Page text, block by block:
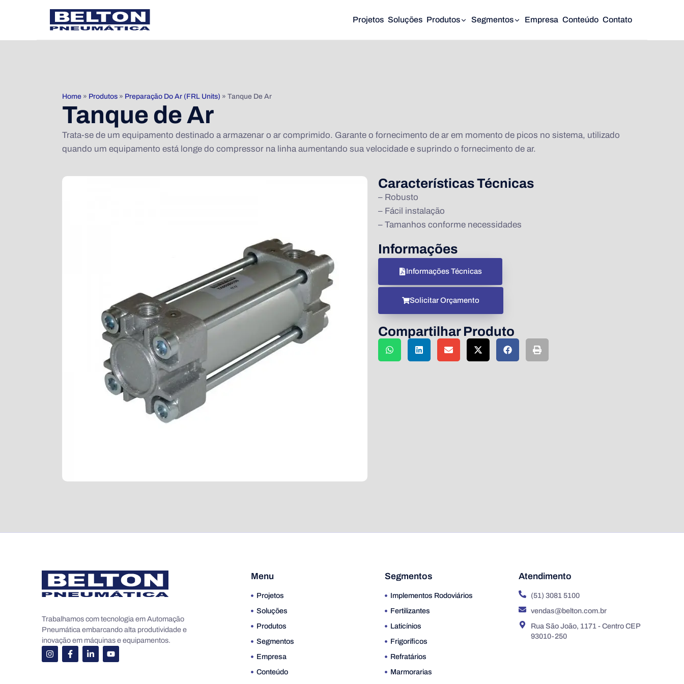
Projetos Soluções Produtos Segmentos Empresa Conteúdo Contato
Home » Produtos » Preparação Do Ar (FRL Units) » Tanque De Ar
Tanque de Ar
Trata-se de um equipamento destinado a armazenar o ar comprimido. Garante o fornecimento de ar em momento de picos no sistema, utilizado
quando um equipamento está longe do compressor na linha aumentando sua velocidade e suprindo o fornecimento de ar.
Características Técnicas
– Robusto
– Fácil instalação
– Tamanhos conforme necessidades
Informações
Informações Técnicas
Solicitar Orçamento
Compartilhar Produto
Trabalhamos com tecnologia em Automação
Pneumática embarcando alta produtividade e
inovação em máquinas e equipamentos.
Menu
Projetos
Soluções
Produtos
Segmentos
Empresa
Conteúdo
Segmentos
Implementos Rodoviários
Fertilizantes
Laticínios
Frigoríficos
Refratários
Marmorarias
Atendimento
(51) 3081 5100
vendas@belton.com.br
Rua São João, 1171 - Centro CEP
93010-250